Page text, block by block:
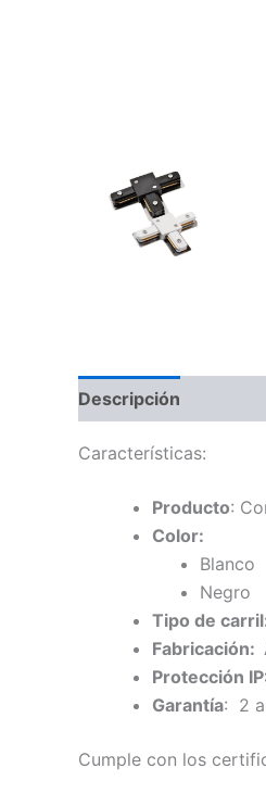
Descripción
Características:
Producto:
Color:
Blanco
Negro
Tipo de
Fabricación:
Protección
Garantía: 2
Cumple con los